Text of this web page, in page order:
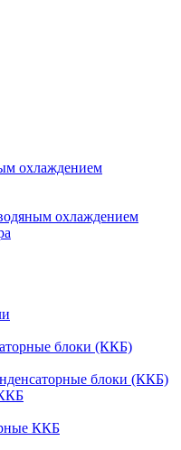
охлаждением
охлаждением
блоки (ККБ)
блоки (ККБ)
ККБ